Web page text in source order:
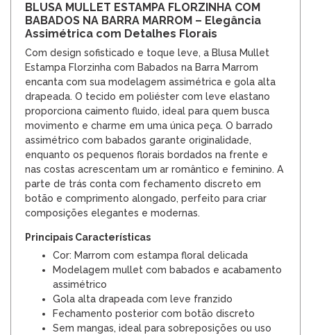
BLUSA MULLET ESTAMPA FLORZINHA COM
BABADOS NA BARRA MARROM – Elegância
Assimétrica com Detalhes Florais
Com design sofisticado e toque leve, a Blusa Mullet
Estampa Florzinha com Babados na Barra Marrom
encanta com sua modelagem assimétrica e gola alta
drapeada. O tecido em poliéster com leve elastano
proporciona caimento fluido, ideal para quem busca
movimento e charme em uma única peça. O barrado
assimétrico com babados garante originalidade,
enquanto os pequenos florais bordados na frente e
nas costas acrescentam um ar romântico e feminino. A
parte de trás conta com fechamento discreto em
botão e comprimento alongado, perfeito para criar
composições elegantes e modernas.
Principais Características
Cor: Marrom com estampa floral delicada
Modelagem mullet com babados e acabamento
assimétrico
Gola alta drapeada com leve franzido
Fechamento posterior com botão discreto
Sem mangas, ideal para sobreposições ou uso